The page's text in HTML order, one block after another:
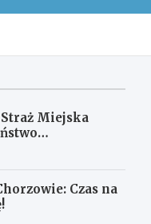
Miejska
Czas na